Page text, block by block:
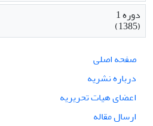
دوره 1
(1385)
صفحه اصلی
درباره نشریه
اعضای هیات تحریریه
ارسال مقاله